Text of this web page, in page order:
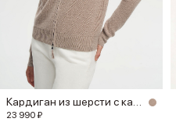
Кардиган из шерсти с кашемиром
23 990 ₽